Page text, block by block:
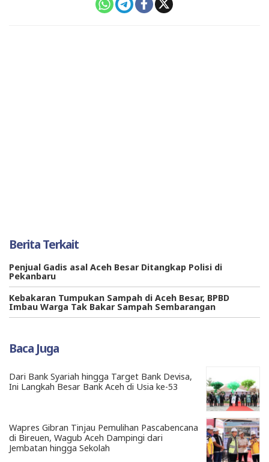
Berita Terkait
Penjual Gadis asal Aceh Besar Ditangkap Polisi di
Pekanbaru
Kebakaran Tumpukan Sampah di Aceh Besar, BPBD
Imbau Warga Tak Bakar Sampah Sembarangan
Baca Juga
Dari Bank Syariah hingga Target Bank Devisa,
Ini Langkah Besar Bank Aceh di Usia ke-53
Wapres Gibran Tinjau Pemulihan Pascabencana
di Bireuen, Wagub Aceh Dampingi dari
Jembatan hingga Sekolah